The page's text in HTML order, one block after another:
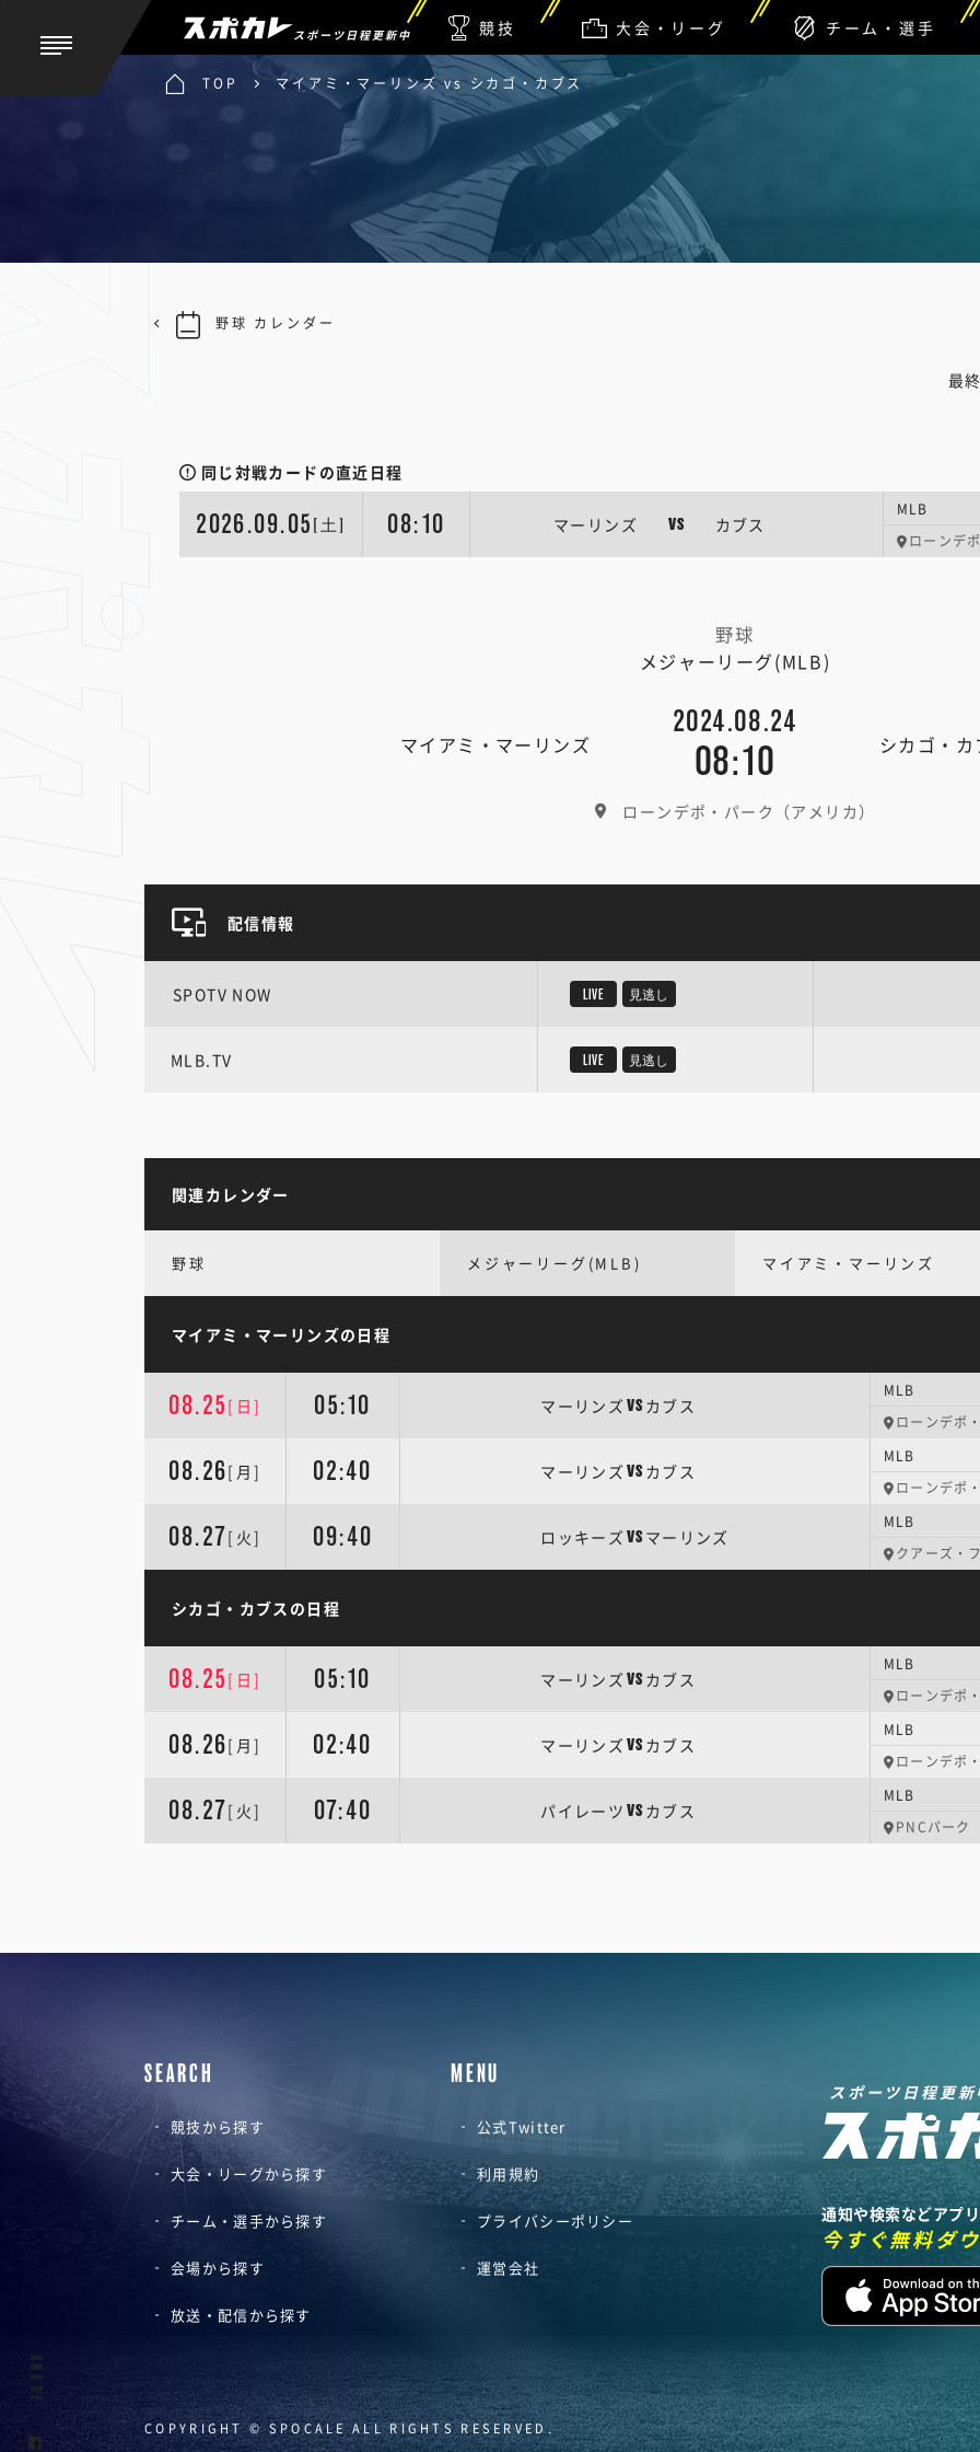
スポーツ日程更新中 競技 大会・リーグ チーム・選手
TOP マイアミ・マーリンズ vs シカゴ・カブス
最
同じ対戦カードの直近日程
2026.09.05 [土] 08:10 マーリンズ VS カブス
MLB
ローンデ
野球
メジャーリーグ(MLB)
マイアミ・マーリンズ
2024.08.24
08:10 シカゴ・カ
ローンデポ・パーク（アメリカ）
野球 カレンダー
配信情報
SPOTV NOW LIVE 見逃し
MLB.TV LIVE 見逃し
関連カレンダー
野球 メジャーリーグ(MLB) マイアミ・マーリンズ
マイアミ・マーリンズの日程
08.25 [日] 05:10 マーリンズ VS カブス
MLB
ローンデポ
08.26[月] 02:40 マーリンズ VS カブス
MLB
ローンデポ
08.27[火] 09:40 ロッキーズ VS マーリンズ
MLB
クアーズ・
シカゴ・カブスの日程
08.25 [日] 05:10 マーリンズ VS カブス
MLB
ローンデポ
08.26[月] 02:40 マーリンズ VS カブス
MLB
ローンデポ
08.27[火] 07:40 パイレーツ VS カブス
MLB
PNCパーク
SEARCH
競技から探す
大会・リーグから探す
チーム・選手から探す
会場から探す
放送・配信から探す
MENU
公式Twitter
利用規約
プライバシーポリシー
運営会社
スポーツ日程更新
通知や検索などアプ
今すぐ無料ダ
COPYRIGHT © SPOCALE ALL RIGHTS RESERVED.
SHARE